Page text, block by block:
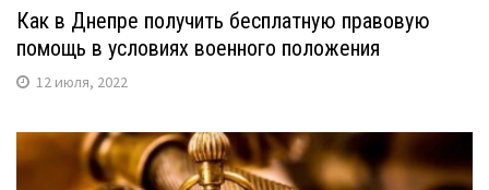
Как в Днепре получить бесплатную правовую
помощь в условиях военного положения
12 июля, 2022